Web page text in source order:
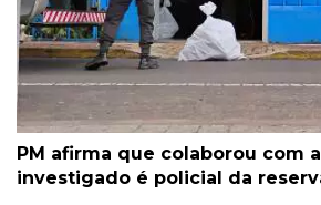
PM afirma que colaborou com
investigado é policial da